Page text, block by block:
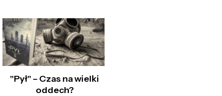
"Pył" – Czas na wielki
oddech?